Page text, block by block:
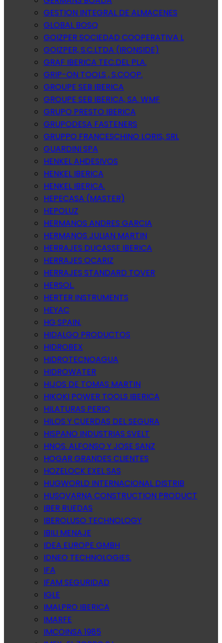
GESTION INTEGRAL DE ALMACENES
GLOBAL BOSQ
GOIZPER SOCIEDAD COOPERATIVA L
GOIZPER, S.C.LTDA (IRONSIDE)
GRAF IBERICA TEC.DEL PLA.
GRIP-ON TOOLS , S.COOP.
GROUPE SEB IBERICA
GROUPE SEB IBERICA, SA. WMF
GRUPO PRESTO IBERICA
GRUPODESA FASTENERS
GRUPPO FRANCESCHINO LORIS, SRL
GUARDINI SPA
HENKEL AHDESIVOS
HENKEL IBERICA
HENKEL IBERICA.
HEPECASA (MASTER)
HEPOLUZ
HERMANOS ANDRES GARCIA
HERMANOS JULIAN MARTIN
HERRAJES DUCASSE IBERICA
HERRAJES OCARIZ
HERRAJES STANDARD TOVER
HERSOL.
HERTER INSTRUMENTS
HEYAC
HG SPAIN.
HIDALGO PRODUCTOS
HIDROBEX
HIDROTECNOAGUA
HIDROWATER
HIJOS DE TOMAS MARTIN
HIKOKI POWER TOOLS IBERICA
HILATURAS PERIO
HILOS Y CUERDAS DEL SEGURA
HISPANO INDUSTRIAS SVELT
HNOS. ALFONSO Y JOSE SANZ
HOGAR GRANDES CLIENTES
HOZELOCK EXEL SAS
HUGWORLD INTERNACIONAL DISTRIB
HUSQVARNA CONSTRUCTION PRODUCT
IBER RUEDAS
IBEROLUSO TECHNOLOGY
IBILI MENAJE
IDEA EUROPE GMBH
IDNEO TECHNOLOGIES.
IFA
IFAM SEGURIDAD
IGLE
IMALPRO IBERICA
IMARFE
IMCOINSA 1985